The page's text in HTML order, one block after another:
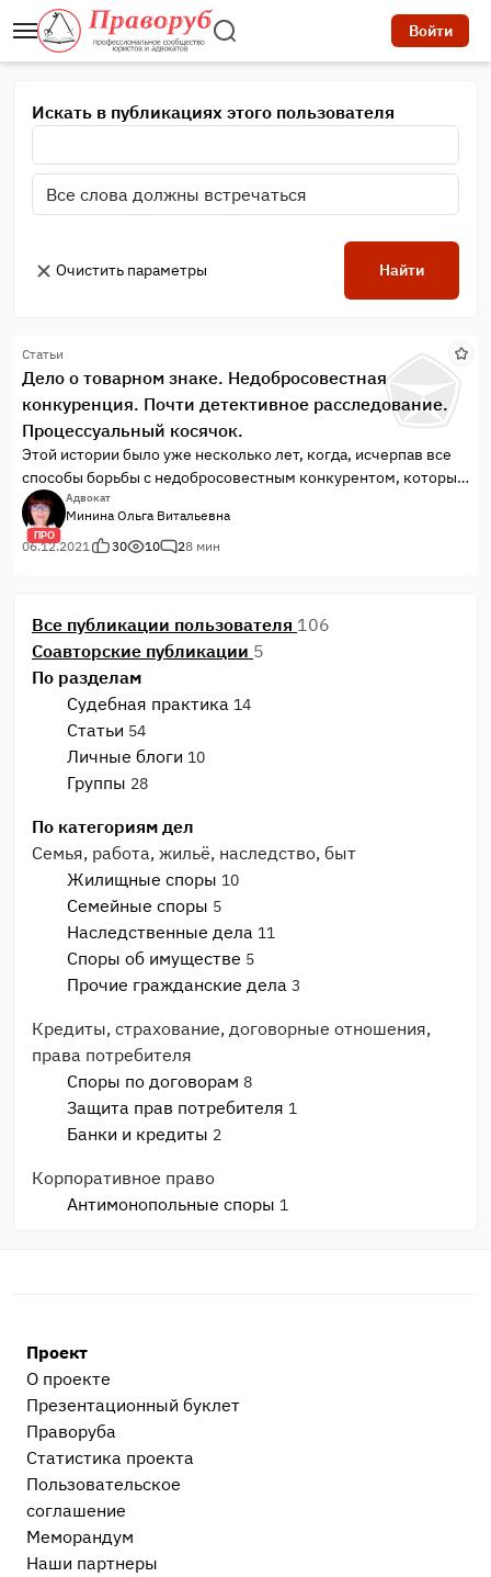
Войти
Искать в публикациях этого пользователя
Очистить параметры Найти
Статьи
Дело о товарном знаке. Недобросовестная
конкуренция. Почти детективное расследование.
Процессуальный косячок.
Этой истории было уже несколько лет, когда, исчерпав все
способы борьбы с недобросовестным конкурентом, которые
были им известны, доверитель дошел до меня.Причем
ситуация находилась на той стадии, когда антимонопольный
орган возбудил дело в отношении юрлица.
ПРО
Адвокат
Минина Ольга Витальевна
06.12.2021
30 10 28 мин
Все публикации пользователя 106
Соавторские публикации 5
По разделам
Судебная практика 14
Статьи 54
Личные блоги 10
Группы 28
По категориям дел
Семья, работа, жильё, наследство, быт
Жилищные споры 10
Семейные споры 5
Наследственные дела 11
Споры об имуществе 5
Прочие гражданские дела 3
Кредиты, страхование, договорные отношения,
права потребителя
Споры по договорам 8
Защита прав потребителя 1
Банки и кредиты 2
Корпоративное право
Антимонопольные споры 1
Административные дела
Прочие административные дела
Процессуальные вопросы и документы
Уголовный процесс
Гражданский и арбитражный процесс
После приговора или решения суда
Исполнительное производство
Проект
О проекте
Презентационный букл​ет
Праворуба
Статистика проекта
Пользовательское
соглашение
Меморандум
Наши партнеры